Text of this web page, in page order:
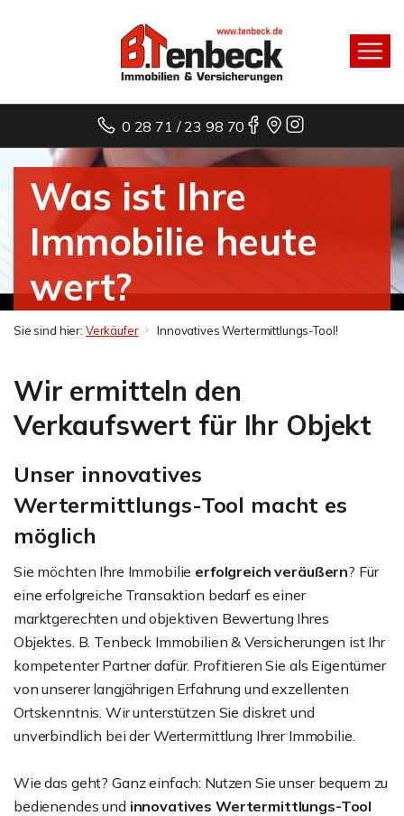
0 28 71 / 23 98 70
Was ist Ihre
Immobilie heute
wert?
Sie sind hier: Verkäufer Innovatives Wertermittlungs-Tool!
Wir ermitteln den
Verkaufswert für Ihr Objekt
Unser innovatives
Wertermittlungs-Tool macht es
möglich
Sie möchten Ihre Immobilie erfolgreich veräußern? Für
eine erfolgreiche Transaktion bedarf es einer
marktgerechten und objektiven Bewertung Ihres
Objektes. B. Tenbeck Immobilien & Versicherungen ist Ihr
kompetenter Partner dafür. Profitieren Sie als Eigentümer
von unserer langjährigen Erfahrung und exzellenten
Ortskenntnis. Wir unterstützen Sie diskret und
unverbindlich bei der Wertermittlung Ihrer Immobilie.
Wie das geht? Ganz einfach: Nutzen Sie unser bequem zu
bedienendes und innovatives Wertermittlungs-Tool